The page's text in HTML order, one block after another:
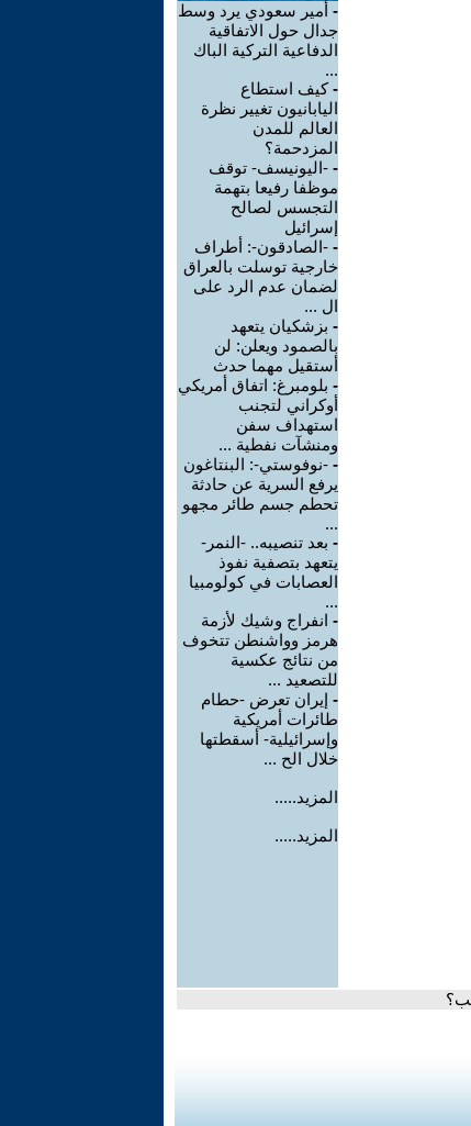
- أمير سعودي يرد وسط
جدال حول الاتفاقية
الدفاعية التركية الباك
...
-كيف استطاع
اليابانيون تغيير نظرة
العالم للمدن
المزدحمة؟
- -اليونيسف- توقف
موظفا رفيعا بتهمة
التجسس لصالح
إسرائيل
- -الصادقون-: أطراف
خارجية توسلت بالعراق
لضمان عدم الرد على
ال ...
- بزشكيان يتعهد
بالصمود ويعلن: لن
أستقيل مهما حدث
- بلومبرغ: اتفاق أمريكي
أوكراني لتجنب
استهداف سفن
ومنشآت نفطية ...
- -نوفوستي-: البنتاغون
يرفع السرية عن حادثة
تحطم جسم طائر مجهو
...
- بعد تنصيبه.. -النمر-
يتعهد بتصفية نفوذ
العصابات في كولومبيا
...
- انفراج وشيك لأزمة
هرمز وواشنطن تتخوف
من نتائج عكسية
للتصعيد ...
- إيران تعرض -حطام
طائرات أمريكية
وإسرائيلية- أسقطتها
خلال الح ...
المزيد.....
المزيد.....